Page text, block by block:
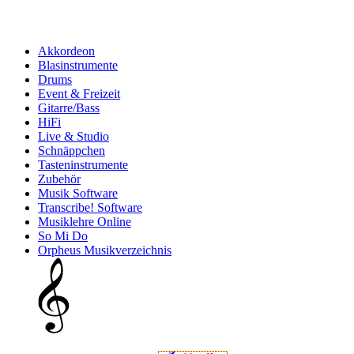
Akkordeon
Blasinstrumente
Drums
Event & Freizeit
Gitarre/Bass
HiFi
Live & Studio
Schnäppchen
Tasteninstrumente
Zubehör
Musik Software
Transcribe! Software
Musiklehre Online
So Mi Do
Orpheus Musikverzeichnis